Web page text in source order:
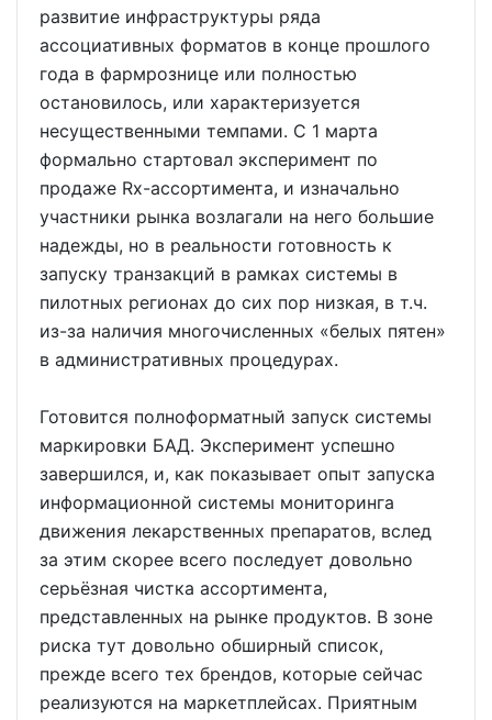
развитие инфраструктуры ряда
ассоциативных форматов в конце прошлого
года в фармрознице или полностью
остановилось, или характеризуется
несущественными темпами. С 1 марта
формально стартовал эксперимент по
продаже Rx-ассортимента, и изначально
участники рынка возлагали на него большие
надежды, но в реальности готовность к
запуску транзакций в рамках системы в
пилотных регионах до сих пор низкая, в т.ч.
из-за наличия многочисленных «белых пятен»
в административных процедурах.
Готовится полноформатный запуск системы
маркировки БАД. Эксперимент успешно
завершился, и, как показывает опыт запуска
информационной системы мониторинга
движения лекарственных препаратов, вслед
за этим скорее всего последует довольно
серьёзная чистка ассортимента,
представленных на рынке продуктов. В зоне
риска тут довольно обширный список,
прежде всего тех брендов, которые сейчас
реализуются на маркетплейсах. Приятным